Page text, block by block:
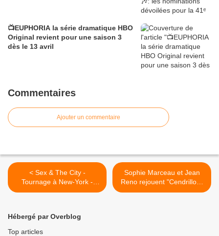
📺EUPHORIA la série dramatique HBO
Original revient pour une saison 3
dès le 13 avril
Commentaires
Ajouter un commentaire
< Sex & The City -
Tournage à New-York -
vidéo
Sophie Marceau et Jean
Reno rejouent "Cendrillon"
>
Hébergé par Overblog
Top articles